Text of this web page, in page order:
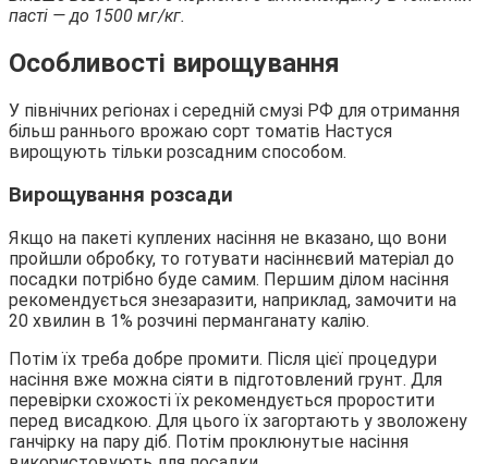
пасті — до 1500 мг/кг.
Особливості вирощування
У північних регіонах і середній смузі РФ для отримання
більш раннього врожаю сорт томатів Настуся
вирощують тільки розсадним способом.
Вирощування розсади
Якщо на пакеті куплених насіння не вказано, що вони
пройшли обробку, то готувати насіннєвий матеріал до
посадки потрібно буде самим. Першим ділом насіння
рекомендується знезаразити, наприклад, замочити на
20 хвилин в 1% розчині перманганату калію.
Потім їх треба добре промити. Після цієї процедури
насіння вже можна сіяти в підготовлений грунт. Для
перевірки схожості їх рекомендується проростити
перед висадкою. Для цього їх загортають у зволожену
ганчірку на пару діб. Потім проклюнутые насіння